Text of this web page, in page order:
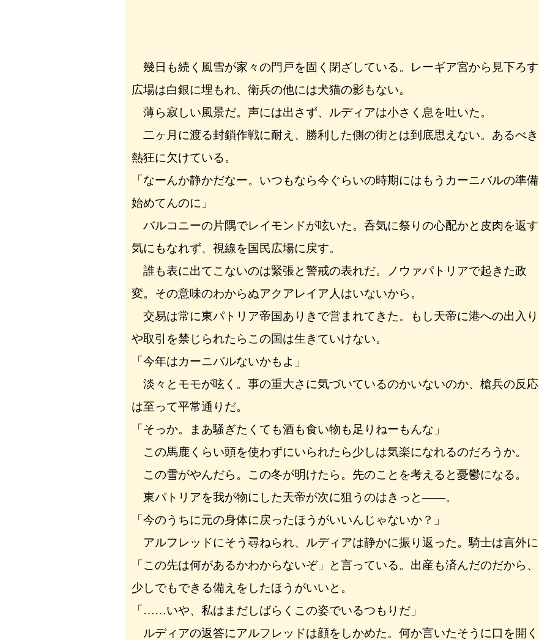
幾日も続く風雪が家々の門戸を固く閉ざしている。レーギア宮から見下ろす
広場は白銀に埋もれ、衛兵の他には犬猫の影もない。
薄ら寂しい風景だ。声には出さず、ルディアは小さく息を吐いた。
二ヶ月に渡る封鎖作戦に耐え、勝利した側の街とは到底思えない。あるべき
熱狂に欠けている。
「なーんか静かだなー。いつもなら今ぐらいの時期にはもうカーニバルの準備
始めてんのに」
バルコニーの片隅でレイモンドが呟いた。呑気に祭りの心配かと皮肉を返す
気にもなれず、視線を国民広場に戻す。
誰も表に出てこないのは緊張と警戒の表れだ。ノウァパトリアで起きた政
変。その意味のわからぬアクアレイア人はいないから。
交易は常に東パトリア帝国ありきで営まれてきた。もし天帝に港への出入り
や取引を禁じられたらこの国は生きていけない。
「今年はカーニバルないかもよ」
淡々とモモが呟く。事の重大さに気づいているのかいないのか、槍兵の反応
は至って平常通りだ。
「そっか。まあ騒ぎたくても酒も食い物も足りねーもんな」
この馬鹿くらい頭を使わずにいられたら少しは気楽になれるのだろうか。
この雪がやんだら。この冬が明けたら。先のことを考えると憂鬱になる。
東パトリアを我が物にした天帝が次に狙うのはきっと――。
「今のうちに元の身体に戻ったほうがいいんじゃないか？」
アルフレッドにそう尋ねられ、ルディアは静かに振り返った。騎士は言外に
「この先は何があるかわからないぞ」と言っている。出産も済んだのだから、
少しでもできる備えをしたほうがいいと。
「……いや、私はまだしばらくこの姿でいるつもりだ」
ルディアの返答にアルフレッドは顔をしかめた。何か言いたそうに口を開く